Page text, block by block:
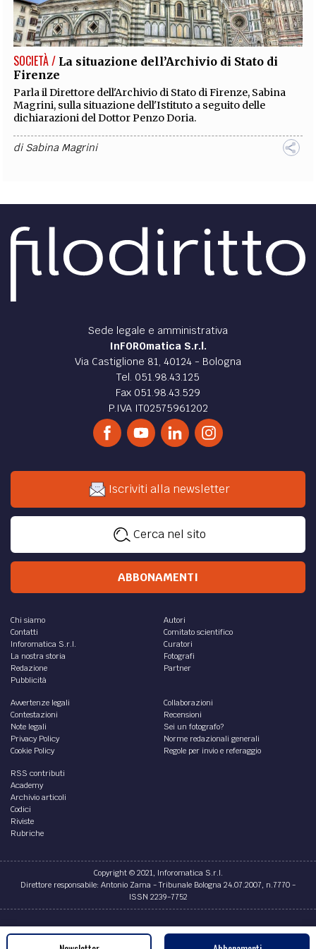
EXTRA
CODICI RUBRICHE LIBRI PROCEEDINGS PUBBLICITÀ CONTATTI
SOCIAL MEDIA
SOCIETÀ / La situazione dell’Archivio di Stato di
Firenze
Parla il Direttore dell'Archivio di Stato di Firenze, Sabina
Magrini, sulla situazione dell'Istituto a seguito delle
dichiarazioni del Dottor Penzo Doria.
diSabina Magrini
Sede legale e amministrativa
InFOROmatica S.r.l.
Via Castiglione 81, 40124 - Bologna
Tel. 051.98.43.125
Fax 051.98.43.529
P.IVA IT02575961202
Iscriviti alla newsletter
Cerca nel sito
ABBONAMENTI
Chi siamo
Contatti
Inforomatica S.r.l.
La nostra storia
Redazione
Pubblicità
Autori
Comitato scientifico
Curatori
Fotografi
Partner
Avvertenze legali
Contestazioni
Note legali
Privacy Policy
Cookie Policy
Collaborazioni
Recensioni
Sei un fotografo?
Norme redazionali generali
Regole per invio e referaggio
RSS contributi
Academy
Archivio articoli
Codici
Riviste
Rubriche
Copyright © 2021, Inforomatica S.r.l.
Direttore responsabile: Antonio Zama - Tribunale Bologna 24.07.2007, n.7770 -
ISSN 2239-7752
Credits